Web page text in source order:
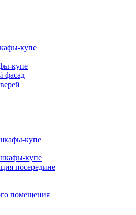
купе
купе
фасад
купе
купе
посередине
помещения